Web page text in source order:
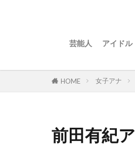
芸能人 アイドル
HOME 女子アナ
前田有紀